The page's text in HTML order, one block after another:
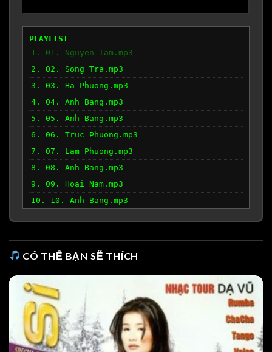
PLAYLIST
1. 01. Nguyen Tam.mp3
2. 02. Song Tra.mp3
3. 03. Ha Phuong.mp3
4. 04. Anh Bang.mp3
5. 05. Anh Bang.mp3
6. 06. Truc Phuong.mp3
7. 07. Lam Phuong.mp3
8. 08. Anh Bang.mp3
9. 09. Hoai Nam.mp3
10. 10. Anh Bang.mp3
13. 13. Ha Phuong.mp3
CÓ THỂ BẠN SẼ THÍCH